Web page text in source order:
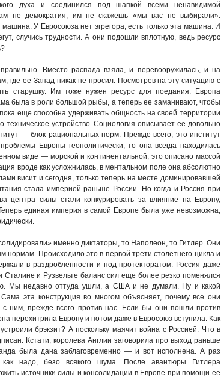
духа и соединился под шапкой всеми ненавидимой
не демократия, им не скажешь «мы вас не выбирали».
У Евросоюза нет эгрегора, есть только эта машина. И
случись трудности. А они подошли вплотную, ведь ресурс
Вместо распада взяла, и перевооружилась, и на
где ее Запад никак не просил. Посмотрев на эту ситуацию с
старушку. Им тоже нужен ресурс для поедания. Европа
была в роли большой рыбы, а теперь ее заманивают, чтобы
еще способна удерживать общность на своей территории
устройство. Социология описывает ее довольно
— блок рациональных норм. Прежде всего, это институт
Европы геополитически, то она всегда находилась
виде — морской и континентальной, это описано массой
вроде как усложнилась, в ментальном поле она абсолютно
висит и сегодня, только теперь на месте доминировавшей
стала империей раньше России. Но когда и Россия при
центра силы стали конкурировать за влияние на Европу,
единая империя в самой Европе была уже невозможна,
именно диктаторы, то Наполеон, то Гитлер. Они
нормам. Происходило это в первой трети столетнего цикла и
в раздробленности и под протекторатом. Россия даже
и Рузвельте баланс сил еще более резко поменялся
Мы недавно оттуда ушли, а США и не думали. Ну и какой
эта конструкция во многом объясняет, почему все они
ним, прежде всего против нас. Если бы они пошли против
перехитрила Европу и потом даже в Евросоюз вступила. Как
брэкзит? А поскольку маячит война с Россией. Что в
Кстати, королева Англии заговорила про выход раньше
была дана заблаговременно — и вот исполнена. А раз
надо, безо всякого шума. После авантюры Гитлера
источники силы и консолидации в Европе при помощи ее